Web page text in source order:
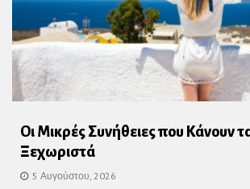
Οι Μικρές Συνήθειες που Κάνουν
Ξεχωριστά
5 Αυγούστου, 2026